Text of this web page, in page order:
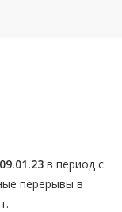
09.01.23 в период с
перерывы в